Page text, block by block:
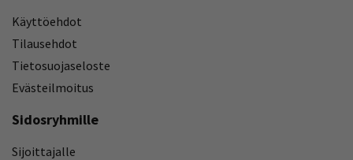
Käyttöehdot
Tilausehdot
Tietosuojaseloste
Evästeilmoitus
Sidosryhmille
Sijoittajalle